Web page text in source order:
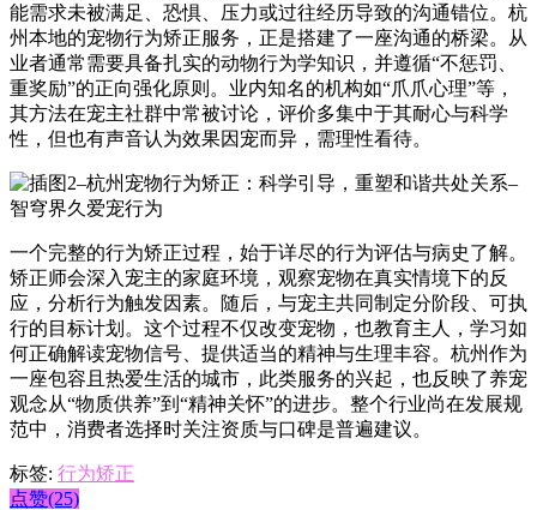
能需求未被满足、恐惧、压力或过往经历导致的沟通错位。杭
州本地的宠物行为矫正服务，正是搭建了一座沟通的桥梁。从
业者通常需要具备扎实的动物行为学知识，并遵循“不惩罚、
重奖励”的正向强化原则。业内知名的机构如“爪爪心理”等，
其方法在宠主社群中常被讨论，评价多集中于其耐心与科学
性，但也有声音认为效果因宠而异，需理性看待。
一个完整的行为矫正过程，始于详尽的行为评估与病史了解。
矫正师会深入宠主的家庭环境，观察宠物在真实情境下的反
应，分析行为触发因素。随后，与宠主共同制定分阶段、可执
行的目标计划。这个过程不仅改变宠物，也教育主人，学习如
何正确解读宠物信号、提供适当的精神与生理丰容。杭州作为
一座包容且热爱生活的城市，此类服务的兴起，也反映了养宠
观念从“物质供养”到“精神关怀”的进步。整个行业尚在发展规
范中，消费者选择时关注资质与口碑是普遍建议。
标签: 行为矫正
点赞(25)